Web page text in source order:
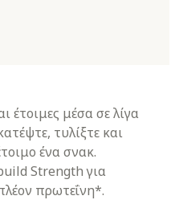
έτοιμες μέσα σε λίγα
τυλίξτε και
ένα σνακ.
Strength για
πρωτεΐνη*.